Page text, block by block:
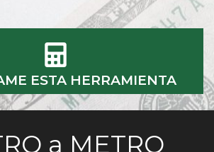
ESTA HERRAMIENTA
a METRO